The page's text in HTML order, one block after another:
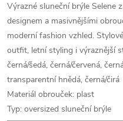
Výrazné sluneční brýle Selene
designem a masivnějšími
moderní fashion vzhled.
outfit, letní styling i výraznější
černá/šedá, černá/červená,
transparentní hnědá, černá/čirá
Materiál obrouček: plast
Typ: oversized sluneční brýle